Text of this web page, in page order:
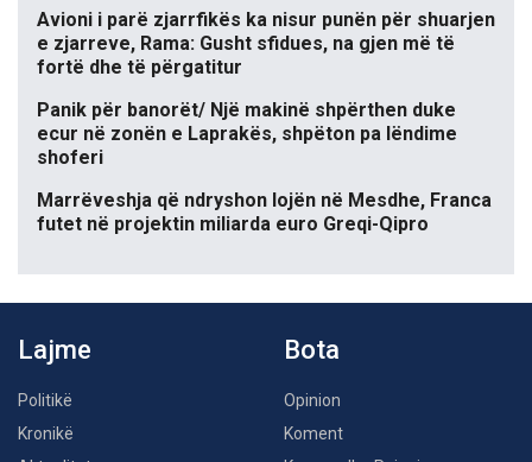
Avioni i parë zjarrfikës ka nisur punën për shuarjen
e zjarreve, Rama: Gusht sfidues, na gjen më të
fortë dhe të përgatitur
Panik për banorët/ Një makinë shpërthen duke
ecur në zonën e Laprakës, shpëton pa lëndime
shoferi
Marrëveshja që ndryshon lojën në Mesdhe, Franca
futet në projektin miliarda euro Greqi-Qipro
Lajme
Politikë
Kronikë
Bota
Opinion
Koment